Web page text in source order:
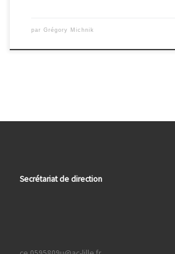
par Grégory Michnik
Secrétariat de direction